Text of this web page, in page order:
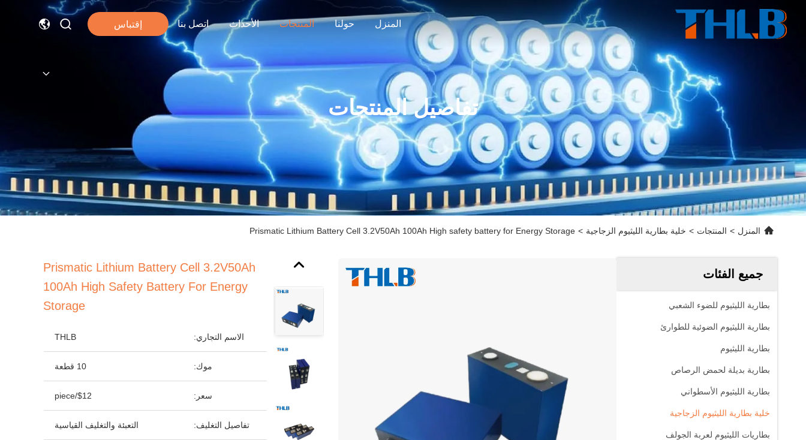
المنزل حولنا المنتجات الأحداث اتصل بنا إقتباس
تفاصيل المنتجات
المنزل > المنتجات > خلية بطارية الليثيوم الزجاجية >
Prismatic Lithium Battery Cell 3.2V50Ah 100Ah High safety battery for Energy Storage
جميع الفئات
بطارية الليثيوم للضوء الشعبي
بطارية الليثيوم الضوئية للطوارئ
بطارية الليثيوم
بطارية بديلة لحمض الرصاص
بطارية الليثيوم الأسطواني
خلية بطارية الليثيوم الزجاجية
بطاريات الليثيوم لعربة الجولف
Prismatic Lithium Battery Cell 3.2V50Ah
100Ah High Safety Battery For Energy
Storage
الاسم التجاري: THLB
موك: 10 قطعة
سعر: $12/piece
تفاصيل التغليف: التعبئة والتغليف القياسية